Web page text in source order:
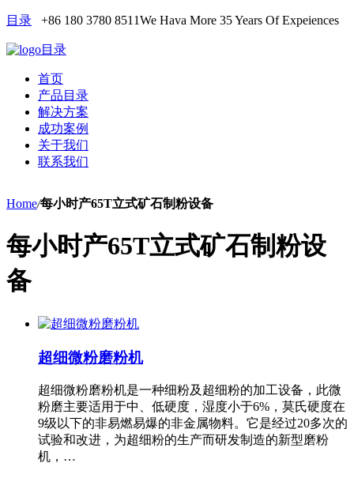
目录 +86 180 3780 8511We Hava More 35 Years Of Expeiences
目录
首页
产品目录
解决方案
成功案例
关于我们
联系我们
Home/每小时产65T立式矿石制粉设备
每小时产65T立式矿石制粉设
备
超细微粉磨粉机
超细微粉磨粉机是一种细粉及超细粉的加工设备，此微
粉磨主要适用于中、低硬度，湿度小于6%，莫氏硬度在
9级以下的非易燃易爆的非金属物料。它是经过20多次的
试验和改进，为超细粉的生产而研发制造的新型磨粉
机，…